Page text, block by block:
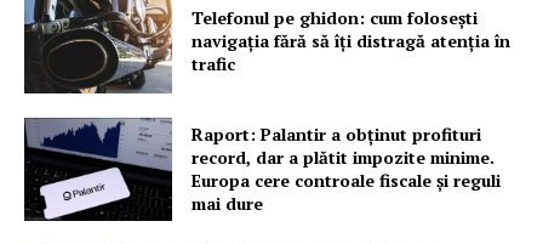
Telefonul pe ghidon: cum folosești
navigația fără să îți distragă atenția în
trafic
Raport: Palantir a obținut profituri
record, dar a plătit impozite minime.
Europa cere controale fiscale și reguli
mai dure